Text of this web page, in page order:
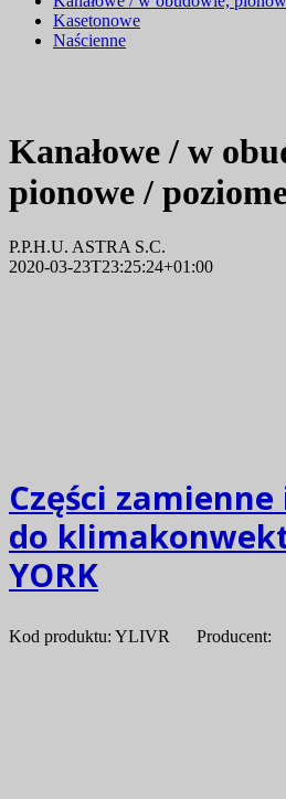
Kasetonowe
Naścienne
Kanałowe / w
pionowe /
P.P.H.U. ASTRA S.C.
2020-03-23T23:25:24+01:00
Części
do
YORK
Kod produktu: YLIVR Producent: